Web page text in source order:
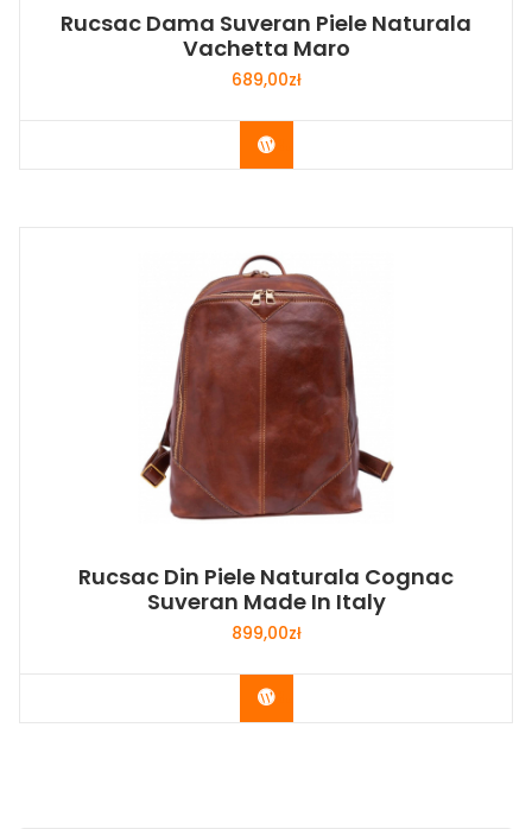
Rucsac Dama Suveran Piele Naturala
Vachetta Maro
689,00zł
Buy Now
Rucsac Din Piele Naturala Cognac
Suveran Made In Italy
899,00zł
Buy Now